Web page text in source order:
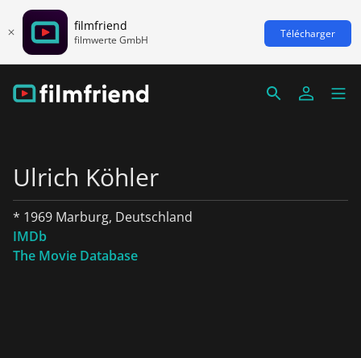
filmfriend
filmwerte GmbH Télécharger
Ulrich Köhler
* 1969 Marburg, Deutschland
IMDb
The Movie Database